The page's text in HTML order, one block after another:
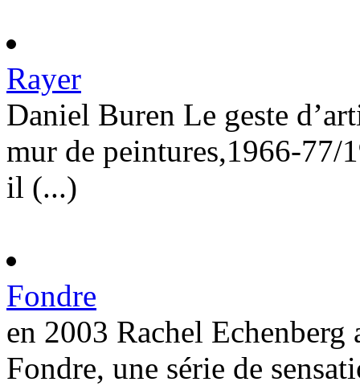
Rayer
Daniel Buren Le geste
mur de peintures,1966-77/
il (...)
Fondre
en 2003 Rachel
Fondre, une série de